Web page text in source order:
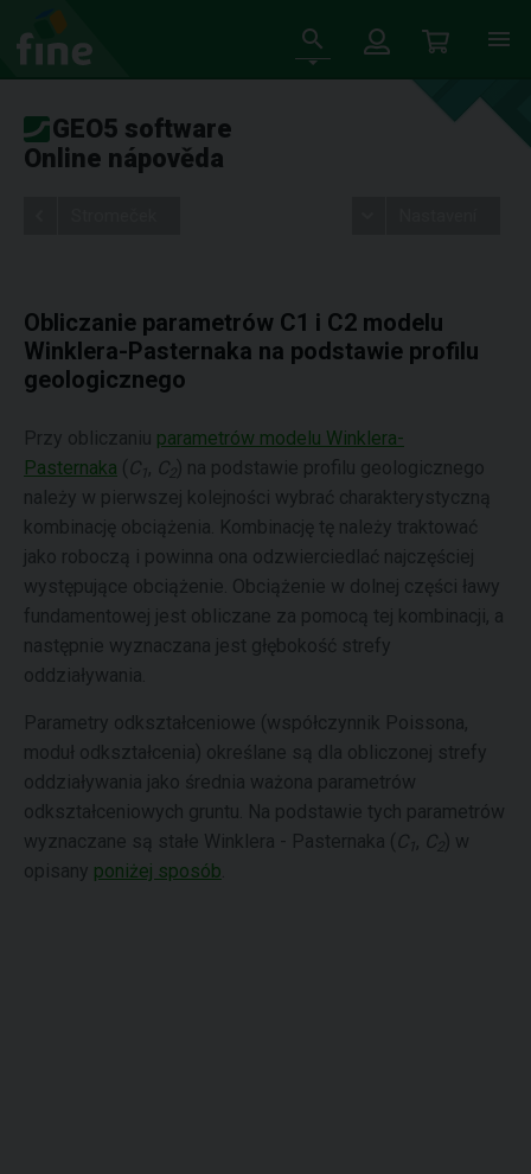
GEO5 software
Online nápověda
Obliczanie parametrów C1 i C2 modelu
Winklera-Pasternaka na podstawie profilu
geologicznego
Przy obliczaniu parametrów modelu Winklera-
Pasternaka ( C 1, C2 ) na podstawie profilu geologicznego
należy w pierwszej kolejności wybrać charakterystyczną
kombinację obciążenia. Kombinację tę należy traktować
jako roboczą i powinna ona odzwierciedlać najczęściej
występujące obciążenie. Obciążenie w dolnej części ławy
fundamentowej jest obliczane za pomocą tej kombinacji, a
następnie wyznaczana jest głębokość strefy
oddziaływania.
Parametry odkształceniowe (współczynnik Poissona,
moduł odkształcenia) określane są dla obliczonej strefy
oddziaływania jako średnia ważona parametrów
odkształceniowych gruntu. Na podstawie tych parametrów
wyznaczane są stałe Winklera - Pasternaka ( C 1, C2 ) w
opisany poniżej sposób